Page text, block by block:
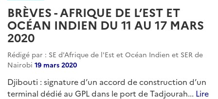
BRÈVES - AFRIQUE DE L’EST ET
OCÉAN INDIEN DU 11 AU 17 MARS
2020
Rédigé par : SE d'Afrique de l'Est et Océan Indien et SER de
Nairobi 19 mars 2020
Djibouti : signature d’un accord de construction d’un
terminal dédié au GPL dans le port de Tadjourah... Lire